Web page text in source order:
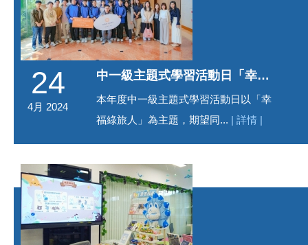
24
4月 2024
中一級主題式學習活動日「幸福綠旅人」
本年度中一級主題式學習活動日以「幸
福綠旅人」為主題，期望同... | 詳情 |